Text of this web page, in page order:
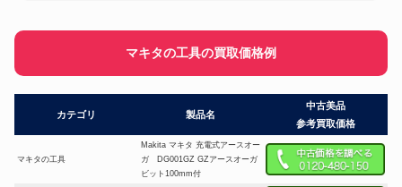
マキタの工具の買取価格例
カテゴリ 製品名
中古美品
参考買取価格
マキタの工具
Makita マキタ 充電式アースオー
ガ DG001GZ GZアースオーガ
ビット100mm付